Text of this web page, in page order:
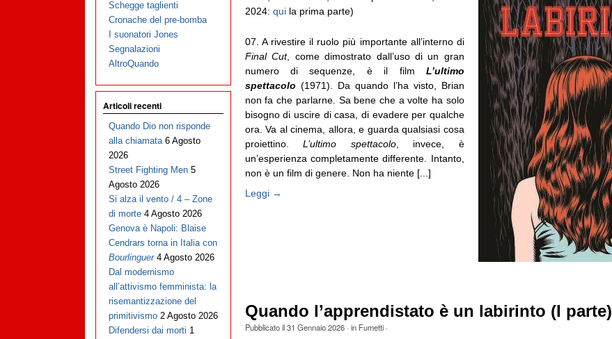
2024: quila prima parte)
07. A rivestire il ruolo più importante all’interno di
Final Cut, come dimostrato dall’uso di un gran
numero di sequenze, è il film L’ultimo
spettacolo (1971). Da quando l’ha visto, Brian
non fa che parlarne. Sa bene che a volte ha solo
bisogno di uscire di casa, di evadere per qualche
ora. Va al cinema, allora, e guarda qualsiasi cosa
proiettino.L’ultimo spettacolo, invece, è
un’esperienza completamente differente. Intanto,
non è un film di genere. Non ha niente [...]
Leggi →
Quando l’apprendistato è un labirinto (I parte)
Pubblicato il31 Gennaio 2026· in Fumetti·
Schegge taglienti
Cronache del pre-bomba
I suonatori Jones
Segnalazioni
AltroQuando
Articoli recenti
Quando Dio non risponde
alla chiamata 6 Agosto
2026
Street Fighting Men 5
Agosto 2026
Si alza il vento / 4 – Zone
di morte 4 Agosto 2026
Genova è Napoli: Blaise
Cendrars torna in Italia con
Bourlinguer 4 Agosto 2026
Dal modernismo
all’attivismo femminista: la
risemantizzazione del
primitivismo 2 Agosto 2026
Difendersi dai morti 1